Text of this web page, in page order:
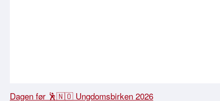
Dagen før 🕺🇳🇴 Ungdomsbirken 2026